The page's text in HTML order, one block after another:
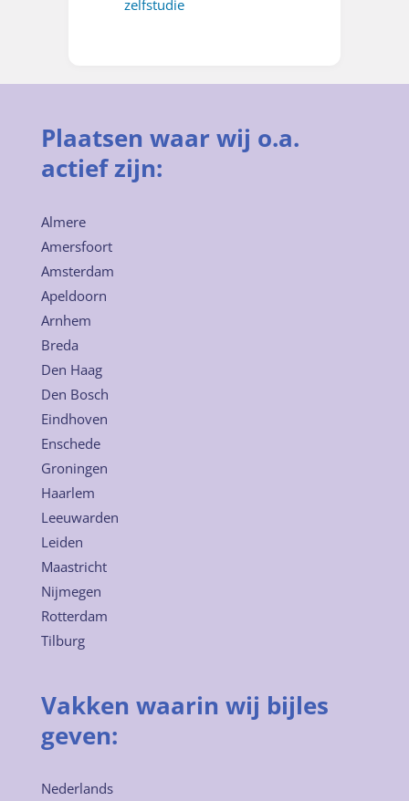
zelfstudie
Plaatsen waar wij o.a.
actief zijn:
Almere
Amersfoort
Amsterdam
Apeldoorn
Arnhem
Breda
Den Haag
Den Bosch
Eindhoven
Enschede
Groningen
Haarlem
Leeuwarden
Leiden
Maastricht
Nijmegen
Rotterdam
Tilburg
Vakken waarin wij bijles
geven:
Nederlands